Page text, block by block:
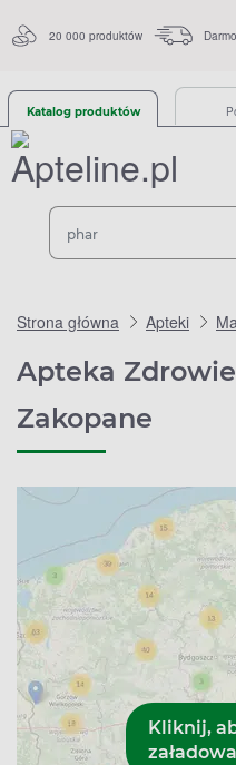
20 000 produktów
Katalog produktów
Strona główna Apteki
Apteka
Zakopane